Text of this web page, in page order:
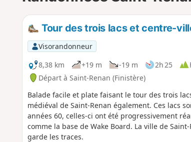
Tour des trois lacs et centre-
Visorandonneur
8,38 km
+19 m -19 m 2h 25
Départ à Saint-Renan (Finistère)
Balade facile et plate faisant le tour des trois
médiéval de Saint-Renan également. Ces lacs
années 60, celles-ci ont été progressivement
comme la base de Wake Board. La ville de
garde les traces.